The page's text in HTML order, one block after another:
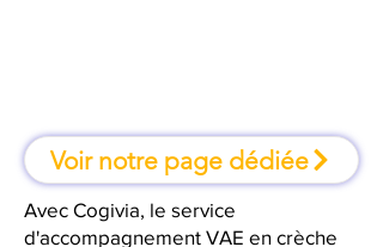
Voir notre page dédiée
Avec Cogivia, le service
d'accompagnement VAE en crèche